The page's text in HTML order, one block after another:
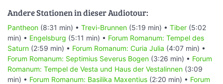
Andere Stationen in dieser Audiotour:
Pantheon (8:31 min) • Trevi-Brunnen (5:19 min) • Tiber (5:02
min) • Engelsburg (5:11 min) • Forum Romanum: Tempel des
Saturn (2:59 min) • Forum Romanum: Curia Julia (4:07 min) •
Forum Romanum: Septimius Severus Bogen (3:26 min) • Forum
Romanum: Tempel de Vesta und Haus der Vestalinnen (3:09
min) • Forum Romanum: Basilika Maxentius (2:20 min) • Forum